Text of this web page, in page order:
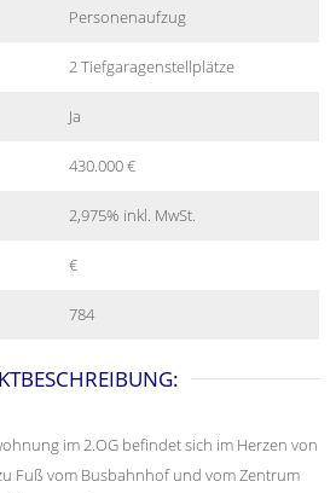
Personenaufzug
2 Tiefgaragenstellplätze
Ja
430.000 €
2,975% inkl. MwSt.
€
784
im 2.OG befindet sich im Herzen von
Fuß vom Busbahnhof und vom Zentrum